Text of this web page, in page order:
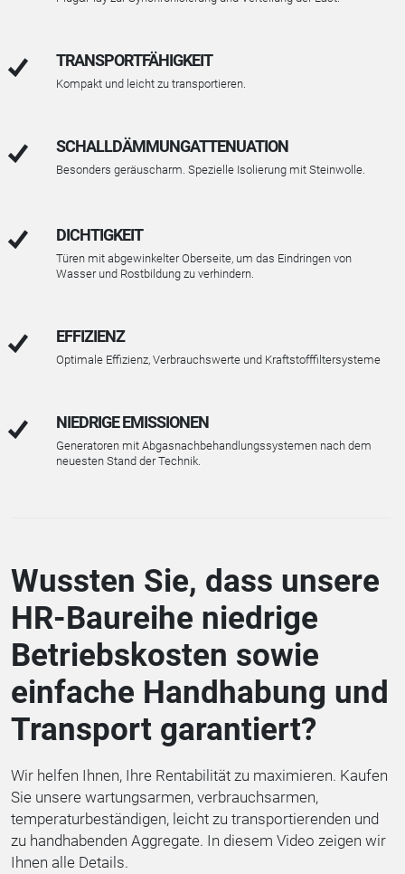
TRANSPORTFÄHIGKEIT
Kompakt und leicht zu transportieren.
SCHALLDÄMMUNGATTENUATION
Besonders geräuscharm. Spezielle Isolierung mit Steinwolle.
DICHTIGKEIT
Türen mit abgewinkelter Oberseite, um das Eindringen von
Wasser und Rostbildung zu verhindern.
EFFIZIENZ
Optimale Effizienz, Verbrauchswerte und Kraftstofffiltersysteme
NIEDRIGE EMISSIONEN
Generatoren mit Abgasnachbehandlungssystemen nach dem
neuesten Stand der Technik.
Wussten Sie, dass unsere
HR-Baureihe niedrige
Betriebskosten sowie
einfache Handhabung und
Transport garantiert?
Wir helfen Ihnen, Ihre Rentabilität zu maximieren. Kaufen
Sie unsere wartungsarmen, verbrauchsarmen,
temperaturbeständigen, leicht zu transportierenden und
zu handhabenden Aggregate. In diesem Video zeigen wir
Ihnen alle Details.